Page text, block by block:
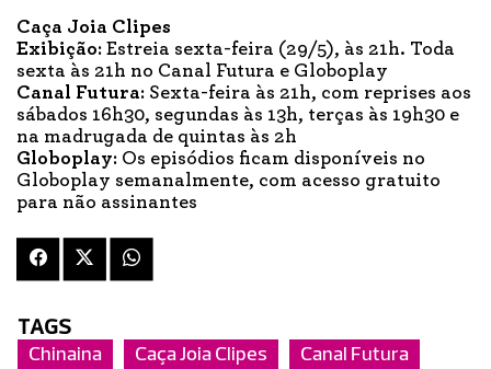
Caça Joia Clipes
Exibição: Estreia sexta-feira (29/5), às 21h. Toda
sexta às 21h no Canal Futura e Globoplay
Canal Futura: Sexta-feira às 21h, com reprises aos
sábados 16h30, segundas às 13h, terças às 19h30 e
na madrugada de quintas às 2h
Globoplay: Os episódios ficam disponíveis no
Globoplay semanalmente, com acesso gratuito
para não assinantes
TAGS
Chinaina Caça Joia Clipes
Canal Futura